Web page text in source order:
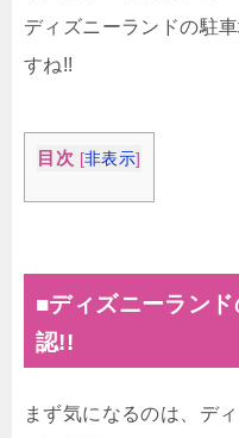
ディズニーランドの駐
すね!!
目次 [非表示]
■ディズニーラン
認!!
まず気になるのは、デ